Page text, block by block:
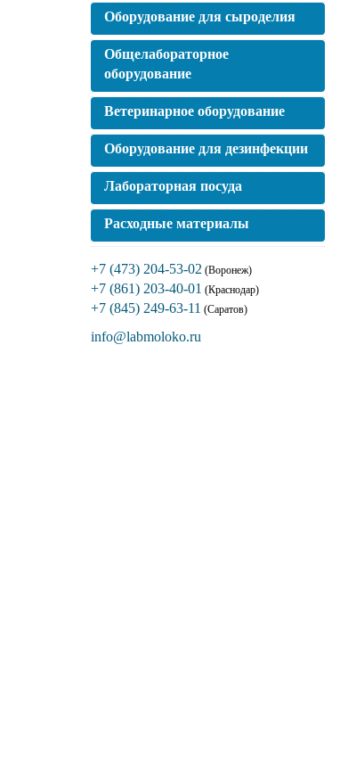
Оборудование для сыроделия
Общелабораторное
оборудование
Ветеринарное оборудование
Оборудование для дезинфекции
Лабораторная посуда
Расходные материалы
+7 (473) 204-53-02 (Воронеж)
+7 (861) 203-40-01 (Краснодар)
+7 (845) 249-63-11 (Саратов)
info@labmoloko.ru